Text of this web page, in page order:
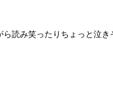
読み笑ったりちょっと泣き